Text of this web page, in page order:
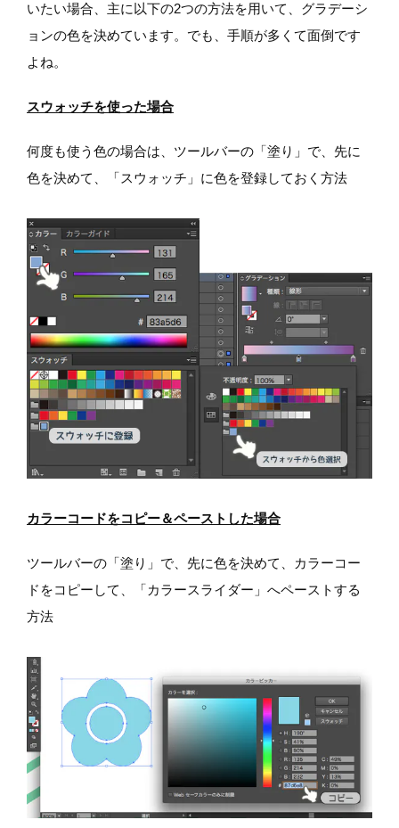
いたい場合、主に以下の2つの方法を用いて、グラデーシ
ョンの色を決めています。でも、手順が多くて面倒です
よね。
スウォッチを使った場合
何度も使う色の場合は、ツールバーの「塗り」で、先に
色を決めて、「スウォッチ」に色を登録しておく方法
カラーコードをコピー＆ペーストした場合
ツールバーの「塗り」で、先に色を決めて、カラーコー
ドをコピーして、「カラースライダー」へペーストする
方法